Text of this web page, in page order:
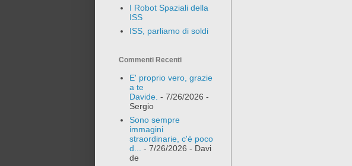
I Robot Spaziali della
ISS
ISS, parliamo di soldi
Commenti Recenti
E' proprio vero, grazie
a te
Davide. - 7/26/2026 -
Sergio
Sono sempre
immagini
straordinarie, c'è poco
d... - 7/26/2026 - Davi
de